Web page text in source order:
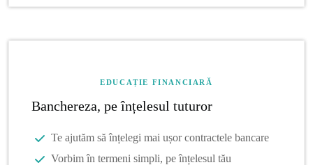
EDUCAȚIE FINANCIARĂ
Banchereza, pe înțelesul tuturor
Te ajutăm să înțelegi mai ușor contractele bancare
Vorbim în termeni simpli, pe înțelesul tău